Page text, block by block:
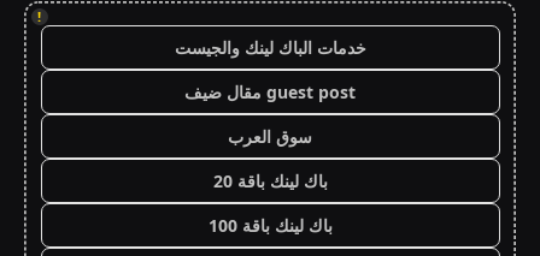
!
خدمات الباك لينك والجيست
guest post مقال ضيف
سوق العرب
باك لينك باقة 20
باك لينك باقة 100